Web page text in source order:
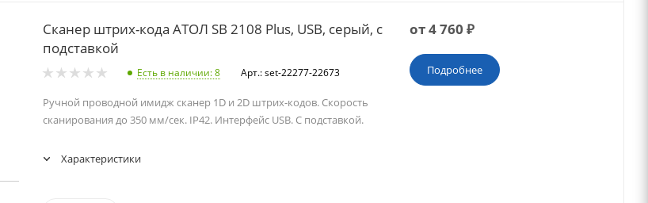
Сканер штрих-кода АТОЛ SB 2108 Plus, USB, серый, с
подставкой
Есть в наличии: 8 Арт.: set-22277-22673
Ручной проводной имидж сканер 1D и 2D штрих-кодов. Скорость
сканирования до 350 мм/сек. IP42. Интерфейс USB. С подставкой.
Характеристики
от4 760 ₽
Подробнее